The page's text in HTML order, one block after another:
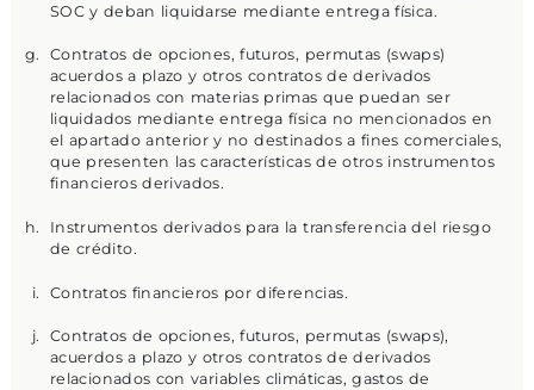
SOC y deban liquidarse mediante entrega física.
Contratos de opciones, futuros, permutas (swaps)
acuerdos a plazo y otros contratos de derivados
relacionados con materias primas que puedan ser
liquidados mediante entrega física no mencionados en
el apartado anterior y no destinados a fines comerciales,
que presenten las características de otros instrumentos
financieros derivados.
Instrumentos derivados para la transferencia del riesgo
de crédito.
Contratos financieros por diferencias.
Contratos de opciones, futuros, permutas (swaps),
acuerdos a plazo y otros contratos de derivados
relacionados con variables climáticas, gastos de